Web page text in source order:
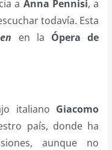
a Anna Pennisi, a
todavía. Esta
en la Ópera de
italiano Giacomo
país, donde ha
aunque no